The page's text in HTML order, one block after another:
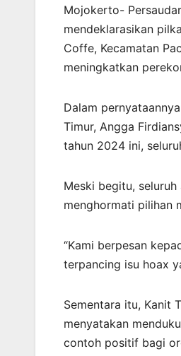
Mojokerto-
mendeklarasikan
Coffe, Kecamatan
meningkatkan
Dalam
Timur, Angga
tahun 2024 ini,
Meski begitu,
menghormati pilihan
“Kami berpesan
terpancing isu hoax
Sementara itu, Kanit
menyatakan
contoh positif bagi